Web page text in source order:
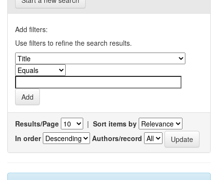
Add filters:
Use filters to refine the search results.
Results/Page | Sort items by
In order
Authors/record